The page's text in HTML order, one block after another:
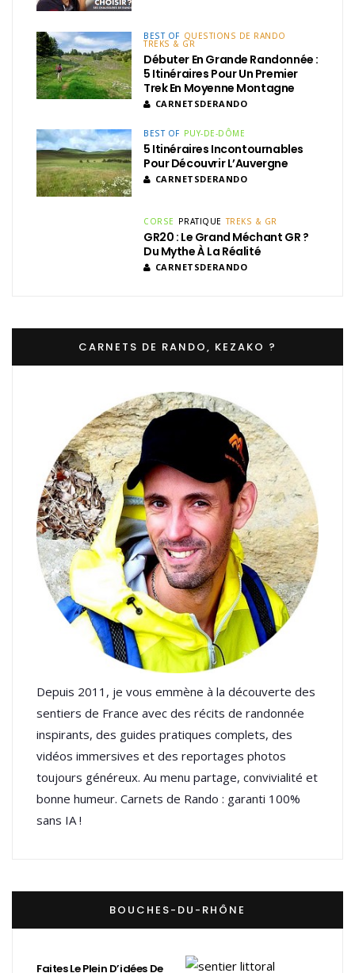
BEST OF QUESTIONS DE RANDO
TREKS & GR
Débuter En Grande Randonnée :
5 Itinéraires Pour Un Premier
Trek En Moyenne Montagne
CARNETSDERANDO
BEST OF PUY-DE-DÔME
5 Itinéraires Incontournables
Pour Découvrir L’Auvergne
CARNETSDERANDO
CORSE PRATIQUE TREKS & GR
GR20 : Le Grand Méchant GR ?
Du Mythe À La Réalité
CARNETSDERANDO
CARNETS DE RANDO, KEZAKO ?
Depuis 2011, je vous emmène à la découverte des
sentiers de France avec des récits de randonnée
inspirants, des guides pratiques complets, des
vidéos immersives et des reportages photos
toujours généreux. Au menu partage, convivialité et
bonne humeur. Carnets de Rando : garanti 100%
sans IA !
BOUCHES-DU-RHÔNE
Faites Le Plein D’idées De